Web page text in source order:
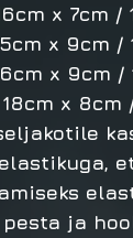
x 7cm /
x 9cm /
x 9cm /
x 8cm
pesta ja